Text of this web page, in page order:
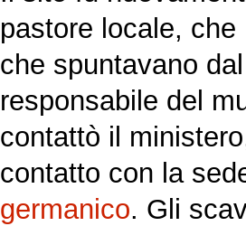
pastore locale,
che spuntavano
responsabile del
contattò il
contatto con la
germanico. Gli